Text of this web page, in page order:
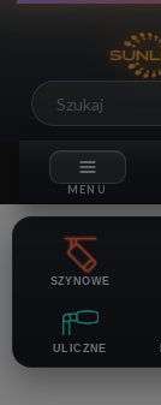
SZYNOWE
ULICZNE